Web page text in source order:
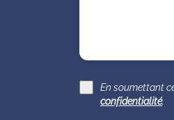
En soumettant
confidentialité.